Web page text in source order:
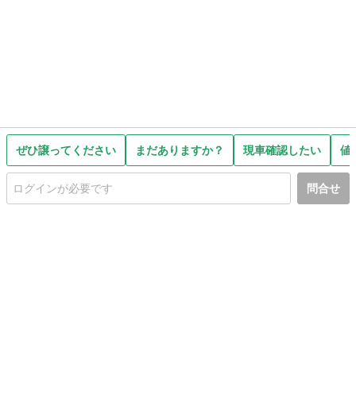
ぜひ譲ってください まだありますか？ 現車確認したい 値
問合せ